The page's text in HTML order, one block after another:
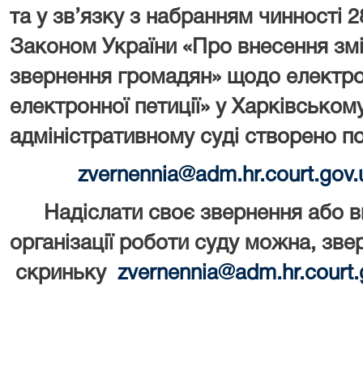
та у зв’язку з набранням чинності
Законом України «Про внесення
звернення громадян» щодо
електронної петиції» у
адміністративному суді створено
Надіслати своє звернення або
організації роботи суду можна,
скриньку